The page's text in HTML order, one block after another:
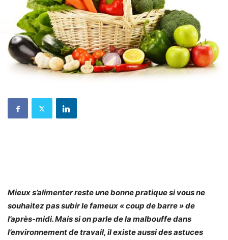
Mieux s’alimenter reste une bonne pratique si vous ne
souhaitez pas subir le fameux « coup de barre » de
l’après-midi. Mais si on parle de la malbouffe dans
l’environnement de travail, il existe aussi des astuces